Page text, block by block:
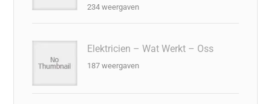
234 weergaven
Elektricien – Wat Werkt – Oss
187 weergaven